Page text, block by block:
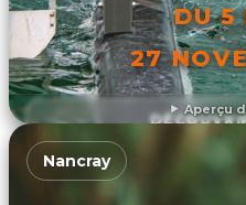
Aperçu
DU 5
27
Nancray